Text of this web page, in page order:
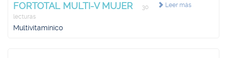
Leer más
FORTOTAL MULTI-V MUJER
30
lecturas
Multivitamínico